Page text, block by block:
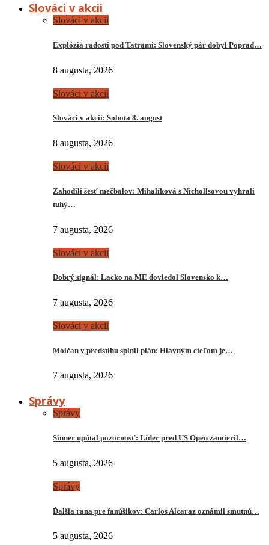
Slováci v akcii
Slováci v akcii
Explózia radosti pod Tatrami: Slovenský pár dobyl Poprad…
8 augusta, 2026
Slováci v akcii
Slováci v akcii: Sobota 8. august
8 augusta, 2026
Slováci v akcii
Zahodili šesť mečbalov: Mihalíková s Nichollsovou vyhrali
tuhý…
7 augusta, 2026
Slováci v akcii
Dobrý signál: Lacko na ME doviedol Slovensko k…
7 augusta, 2026
Slováci v akcii
Molčan v predstihu splnil plán: Hlavným cieľom je…
7 augusta, 2026
Správy
Správy
Sinner upútal pozornosť: Líder pred US Open zamieril…
5 augusta, 2026
Správy
Ďalšia rana pre fanúšikov: Carlos Alcaraz oznámil smutnú…
5 augusta, 2026